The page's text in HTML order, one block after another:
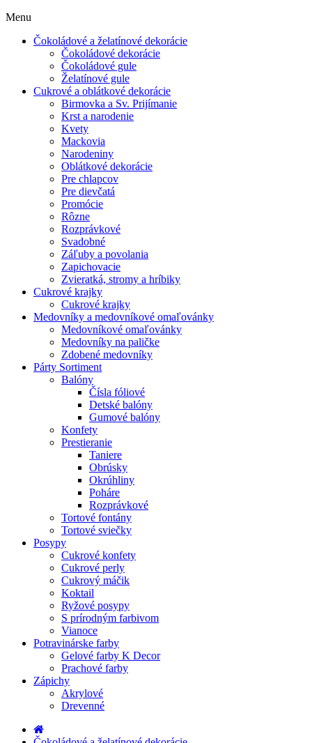
Menu
Čokoládové a želatínové dekorácie
Čokoládové dekorácie
Čokoládové gule
Želatínové gule
Cukrové a oblátkové dekorácie
Birmovka a Sv. Prijímanie
Krst a narodenie
Kvety
Mackovia
Narodeniny
Oblátkové dekorácie
Pre chlapcov
Pre dievčatá
Promócie
Rôzne
Rozprávkové
Svadobné
Záľuby a povolania
Zapichovacie
Zvieratká, stromy a hríbiky
Cukrové krajky
Cukrové krajky
Medovníky a medovníkové omaľovánky
Medovníkové omaľovánky
Medovníky na paličke
Zdobené medovníky
Párty Sortiment
Balóny
Čísla fóliové
Detské balóny
Gumové balóny
Konfety
Prestieranie
Taniere
Obrúsky
Okrúhliny
Poháre
Rozprávkové
Tortové fontány
Tortové sviečky
Posypy
Cukrové konfety
Cukrové perly
Cukrový máčik
Koktail
Ryžové posypy
S prírodným farbivom
Vianoce
Potravinárske farby
Gelové farby K Decor
Prachové farby
Zápichy
Akrylové
Drevenné